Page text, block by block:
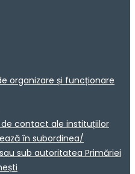
organizare și funcționare
de contact ale instituțiilor
în subordinea/
sub autoritatea Primăriei